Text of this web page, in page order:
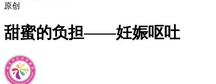
原创
甜蜜的负担——妊娠呕吐